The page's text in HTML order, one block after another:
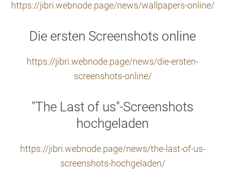
https://jibri.webnode.page/news/wallpapers-online/
Die ersten Screenshots online
https://jibri.webnode.page/news/die-ersten-
screenshots-online/
"The Last of us"-Screenshots
hochgeladen
https://jibri.webnode.page/news/the-last-of-us-
screenshots-hochgeladen/